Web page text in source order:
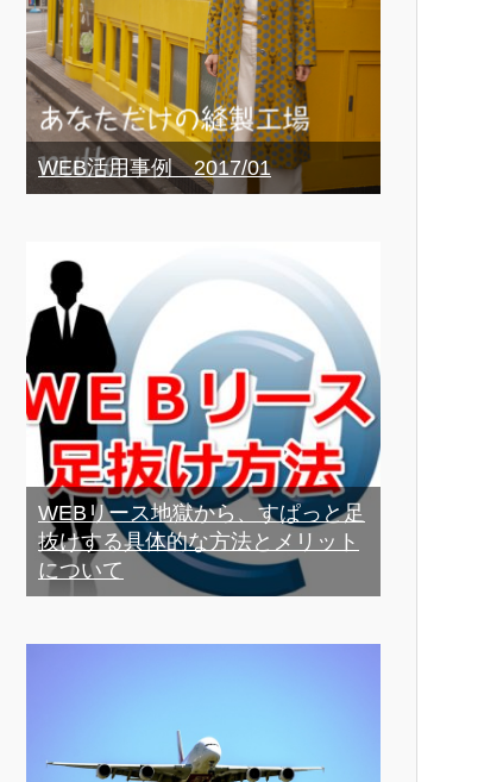
WEB活用事例 2017/01
WEBリース地獄から、すぱっと足
抜けする具体的な方法とメリット
について